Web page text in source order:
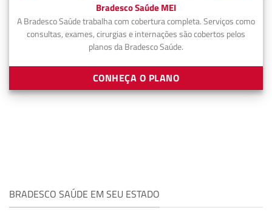
Bradesco Saúde MEI
A Bradesco Saúde trabalha com cobertura completa. Serviços como
consultas, exames, cirurgias e internações são cobertos pelos
planos da Bradesco Saúde.
CONHEÇA O PLANO
BRADESCO SAÚDE EM SEU ESTADO